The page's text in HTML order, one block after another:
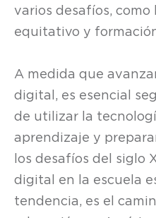
varios desafíos, como
equitativo y
A medida que
digital, es esencial
de utilizar la
aprendizaje y
los desafíos del siglo
digital en la escuela
tendencia, es el